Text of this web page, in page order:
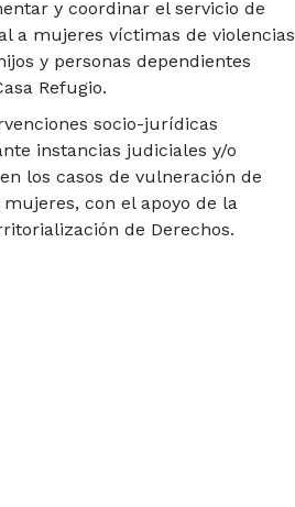
y coordinar el servicio de
a mujeres víctimas de violencias
y personas dependientes
Refugio.
socio-jurídicas
instancias judiciales y/o
los casos de vulneración de
con el apoyo de la
de Derechos.